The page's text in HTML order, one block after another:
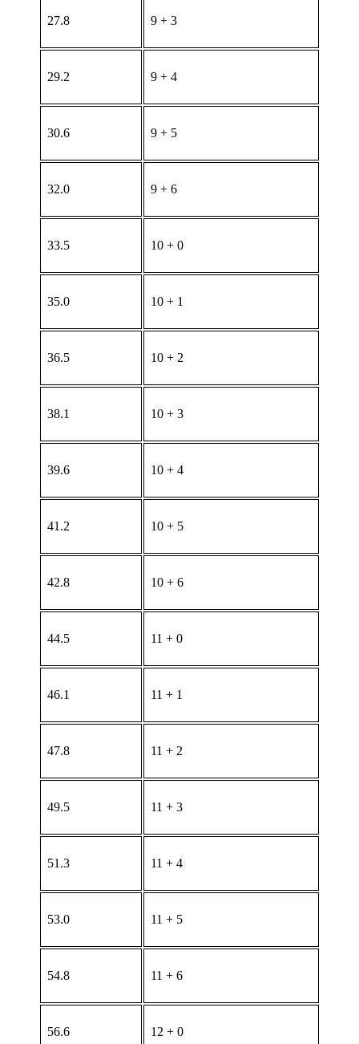
27.8 9 + 3
29.2 9 + 4
30.6 9 + 5
32.0 9 + 6
33.5 10 + 0
35.0 10 + 1
36.5 10 + 2
38.1 10 + 3
39.6 10 + 4
41.2 10 + 5
42.8 10 + 6
44.5 11 + 0
46.1 11 + 1
47.8 11 + 2
49.5 11 + 3
51.3 11 + 4
53.0 11 + 5
54.8 11 + 6
56.6 12 + 0